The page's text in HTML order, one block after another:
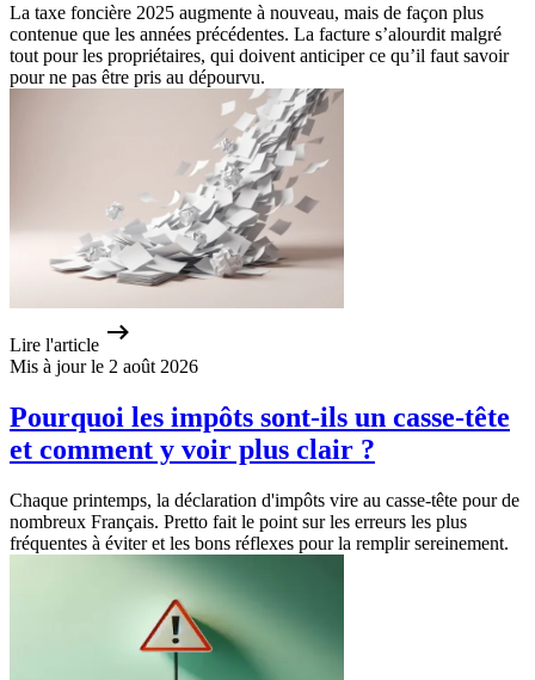
La taxe foncière 2025 augmente à nouveau, mais de façon plus
contenue que les années précédentes. La facture s’alourdit malgré
tout pour les propriétaires, qui doivent anticiper ce qu’il faut savoir
pour ne pas être pris au dépourvu.
Lire l'article
Mis à jour le 2 août 2026
Pourquoi les impôts sont-ils un casse-tête
et comment y voir plus clair ?
Chaque printemps, la déclaration d'impôts vire au casse-tête pour de
nombreux Français. Pretto fait le point sur les erreurs les plus
fréquentes à éviter et les bons réflexes pour la remplir sereinement.